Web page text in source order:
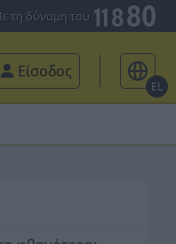
τη δύναμη του
Είσοδος
EL